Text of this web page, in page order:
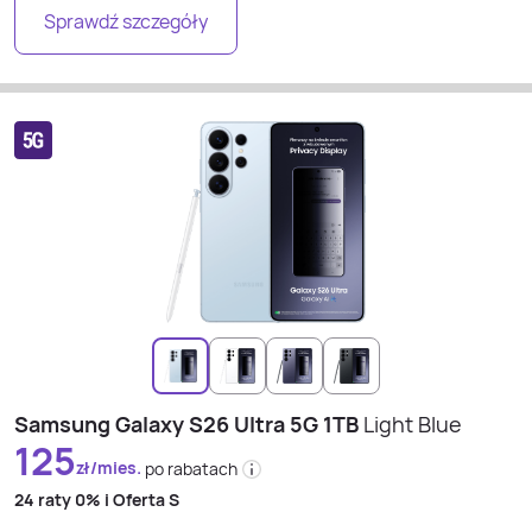
Sprawdź szczegóły
Samsung Galaxy S26 Ultra 5G 1TB Light Blue
125zł/mies. po rabatach
24 raty 0% i Oferta S